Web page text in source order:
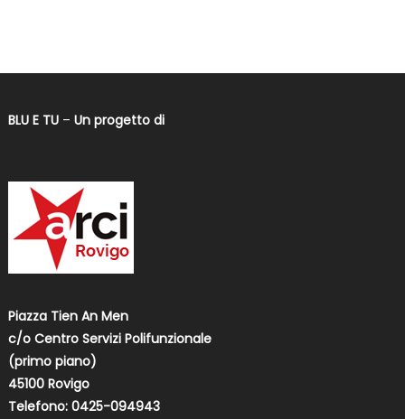
BLU E TU– Un progetto di
Piazza Tien An Men
c/o Centro Servizi Polifunzionale
(primo piano)
45100 Rovigo
Telefono: 0425-094943